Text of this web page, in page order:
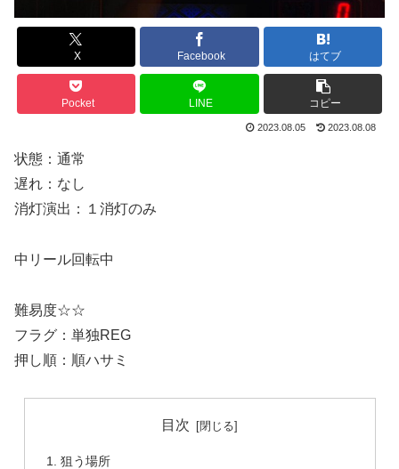
X Facebook はてブ
Pocket LINE コピー
2023.08.05 2023.08.08
状態：通常
遅れ：なし
消灯演出：１消灯のみ
中リール回転中
難易度☆☆
フラグ：単独REG
押し順：順ハサミ
目次
狙う場所